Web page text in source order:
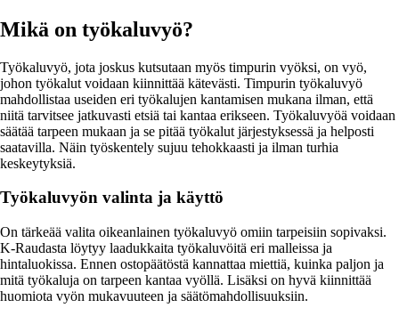
Mikä on työkaluvyö?
Työkaluvyö, jota joskus kutsutaan myös timpurin vyöksi, on vyö,
johon työkalut voidaan kiinnittää kätevästi. Timpurin työkaluvyö
mahdollistaa useiden eri työkalujen kantamisen mukana ilman, että
niitä tarvitsee jatkuvasti etsiä tai kantaa erikseen. Työkaluvyöä voidaan
säätää tarpeen mukaan ja se pitää työkalut järjestyksessä ja helposti
saatavilla. Näin työskentely sujuu tehokkaasti ja ilman turhia
keskeytyksiä.
Työkaluvyön valinta ja käyttö
On tärkeää valita oikeanlainen työkaluvyö omiin tarpeisiin sopivaksi.
K-Raudasta löytyy laadukkaita työkaluvöitä eri malleissa ja
hintaluokissa. Ennen ostopäätöstä kannattaa miettiä, kuinka paljon ja
mitä työkaluja on tarpeen kantaa vyöllä. Lisäksi on hyvä kiinnittää
huomiota vyön mukavuuteen ja säätömahdollisuuksiin.